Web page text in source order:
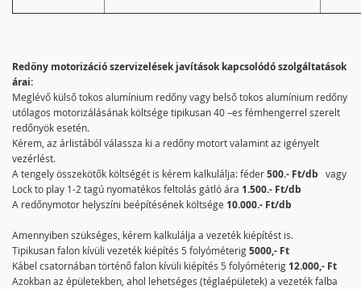
Redőny motorizáció szervizelések javítások kapcsolódó szolgáltatások
árai:
Meglévő külső tokos alumínium redőny vagy belső tokos alumínium redőny
utólagos motorizálásának költsége tipikusan 40 –es fémhengerrel szerelt
redőnyök esetén.
Kérem, az árlistából válassza ki a redőny motort valamint az igényelt
vezérlést.
A tengely összekötők költségét is kérem kalkulálja: féder500.- Ft/db vagy
Lock to play 1-2 tagú nyomatékos feltolás gátló ára 1.500.- Ft/db
A redőnymotor helyszíni beépítésének költsége 10.000.- Ft/db
Amennyiben szükséges, kérem kalkulálja a vezeték kiépítést is.
Tipikusan falon kívüli vezeték kiépítés 5 folyóméterig5000,- Ft
Kábel csatornában történő falon kívüli kiépítés 5 folyóméterig 12.000,- Ft
Azokban az épületekben, ahol lehetséges (téglaépületek) a vezeték falba